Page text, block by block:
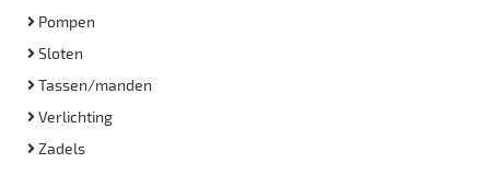
Pompen
Sloten
Tassen/manden
Verlichting
Zadels